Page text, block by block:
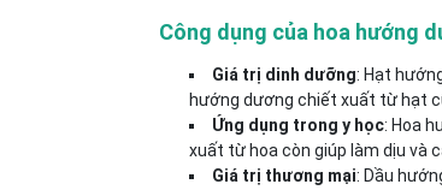
Công dụng của hoa hướng
Giá trị dinh dưỡng: Hạt
hướng dương chiết xuất từ hạt
Ứng dụng trong y học: Hoa
xuất từ hoa còn giúp làm dịu và
Giá trị thương mại: Dầu